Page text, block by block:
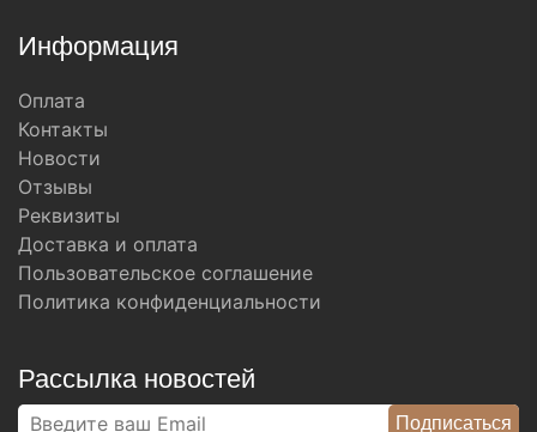
Информация
Оплата
Контакты
Новости
Отзывы
Реквизиты
Доставка и оплата
Пользовательское соглашение
Политика конфиденциальности
Рассылка новостей